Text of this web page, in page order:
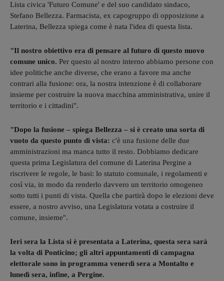
Lista civica 'Futuro Comune' e del suo candidato sindaco,
Stefano Bellezza. Farmacista, ex capogruppo di opposizione a
Laterina, Bellezza spiega come è nata l'idea di questa lista.
"Il nostro obiettivo era di pensare al futuro di questo nuovo
comune unico. Per questo al nostro interno abbiamo persone con
idee politiche anche diverse, che erano a favore ma anche
contrari alla fusione: ora, la nostra intenzione è di collaborare
insieme per costruire la nuova macchina amministrativa, unire il
territorio e i cittadini".
"Dopo la fusione – spiega Bellezza – si è creato una sorta di
vuoto da questo punto di vista: c'è una fusione delle due
amministrazioni ma manca tutto il resto. Dobbiamo dedicare
questa prima Legislatura del comune di Laterina Pergine a
riscrivere le regole, le basi: lo statuto comunale, i regolamenti e
così via, in modo da renderlo davvero un territorio omogeneo
sotto tutti i punti di vista. Quella che partirà dopo le elezioni deve
essere, a nostro avviso, una Legislatura votata a costruire il
comune, insieme".
Ieri sera la Lista si è presentata a Laterina, questa sera sarà
la volta di Ponticino; gli altri appuntamenti di campagna
elettorale sono in programma venerdì sera a Montalto e
lunedì sera, infine, a Pergine.